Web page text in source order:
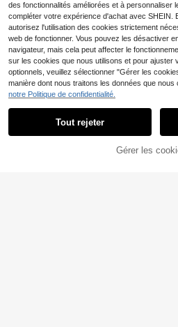
CRAQUEZ DES MAINTENANT
des fonctionnalités améliorées et à personnaliser
compléter votre expérience d'achat avec SHEIN.
autorisez l'utilisation des cookies strictement
web de fonctionner. Vous pouvez les désactiver
navigateur, mais cela peut affecter le
sur les cookies que nous utilisons et pour ajuster
optionnels, veuillez sélectionner "Gérer les
manière dont nous traitons les données que nous
notre Politique de confidentialité.
Tout rejeter
Gérer les